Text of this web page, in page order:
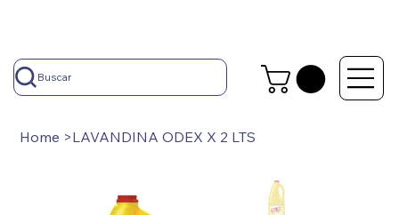
Buscar
Home >LAVANDINA ODEX X 2 LTS